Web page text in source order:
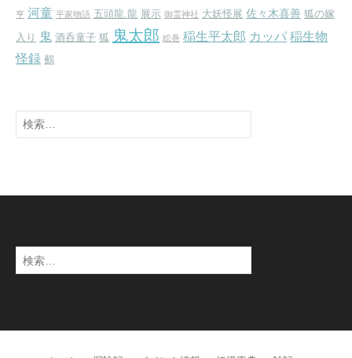
亨 河童 平家物語 五頭龍.龍 展示 御霊神社 大妖怪展 佐々木喜善 狐の嫁
入り 鬼 酒呑童子 狐 鬼太郎 絵巻 稲生平太郎 カッパ 稲生物
怪録 鵺
検
索:
検
索: